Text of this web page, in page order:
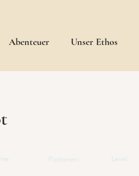
Abenteuer Unser Ethos
Portionen: Level: